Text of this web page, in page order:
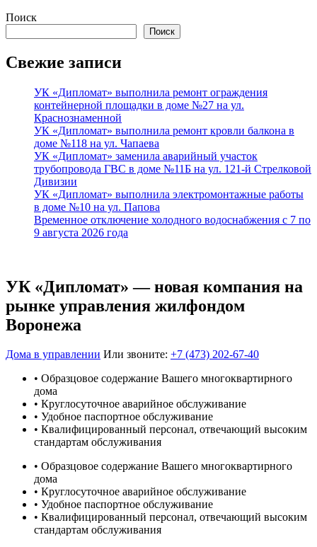
Поиск
Поиск
Свежие записи
УК «Дипломат» выполнила ремонт ограждения
контейнерной площадки в доме №27 на ул.
Краснознаменной
УК «Дипломат» выполнила ремонт кровли балкона в
доме №118 на ул. Чапаева
УК «Дипломат» заменила аварийный участок
трубопровода ГВС в доме №11Б на ул. 121-й Стрелковой
Дивизии
УК «Дипломат» выполнила электромонтажные работы
в доме №10 на ул. Папова
Временное отключение холодного водоснабжения с 7 по
9 августа 2026 года
УК «Дипломат» — новая компания на
рынке управления жилфондом
Воронежа
Дома в управлении Или звоните: +7 (473) 202-67-40
• Образцовое содержание Вашего многоквартирного
дома
• Круглосуточное аварийное обслуживание
• Удобное паспортное обслуживание
• Квалифицированный персонал, отвечающий высоким
стандартам обслуживания
• Образцовое содержание Вашего многоквартирного
дома
• Круглосуточное аварийное обслуживание
• Удобное паспортное обслуживание
• Квалифицированный персонал, отвечающий высоким
стандартам обслуживания